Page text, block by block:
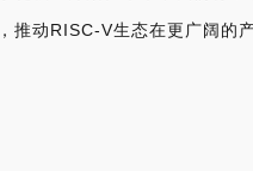
推动RISC-V生态在更广阔的